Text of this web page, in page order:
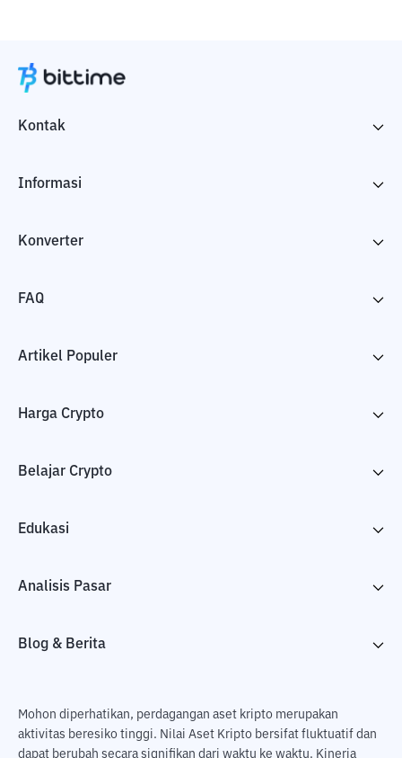
Kontak
Informasi
Konverter
FAQ
Artikel Populer
Harga Crypto
Belajar Crypto
Edukasi
Analisis Pasar
Blog & Berita
Mohon diperhatikan, perdagangan aset kripto merupakan
aktivitas beresiko tinggi. Nilai Aset Kripto bersifat fluktuatif dan
dapat berubah secara signifikan dari waktu ke waktu. Kinerja